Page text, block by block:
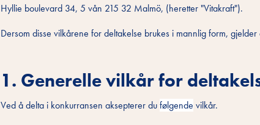
Hyllie boulevard 34, 5 vån 215 32 Malmö, (heretter "Vitakraft").
Dersom disse vilkårene for deltakelse brukes i mannlig form,
1. Generelle vilkår for
Ved å delta i konkurransen aksepterer dufølgende vilkår.